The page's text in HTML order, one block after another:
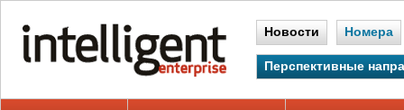
Новости Номера
Перспективные